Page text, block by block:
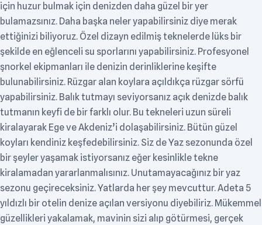
için huzur bulmak için denizden daha güzel bir yer
bulamazsınız. Daha başka neler yapabilirsiniz diye merak
ettiğinizi biliyoruz. Özel dizayn edilmiş teknelerde lüks bir
şekilde en eğlenceli su sporlarını yapabilirsiniz. Profesyonel
şnorkel ekipmanları ile denizin derinliklerine keşifte
bulunabilirsiniz. Rüzgar alan koylara açıldıkça rüzgar sörfü
yapabilirsiniz. Balık tutmayı seviyorsanız açık denizde balık
tutmanın keyfi de bir farklı olur. Bu tekneleri uzun süreli
kiralayarak Ege ve Akdeniz’i dolaşabilirsiniz. Bütün güzel
koyları kendiniz keşfedebilirsiniz. Siz de Yaz sezonunda özel
bir şeyler yaşamak istiyorsanız eğer kesinlikle tekne
kiralamadan yararlanmalısınız. Unutamayacağınız bir yaz
sezonu geçireceksiniz. Yatlarda her şey mevcuttur. Adeta 5
yıldızlı bir otelin denize açılan versiyonu diyebiliriz. Mükemmel
güzellikleri yakalamak, mavinin sizi alıp götürmesi, gerçek